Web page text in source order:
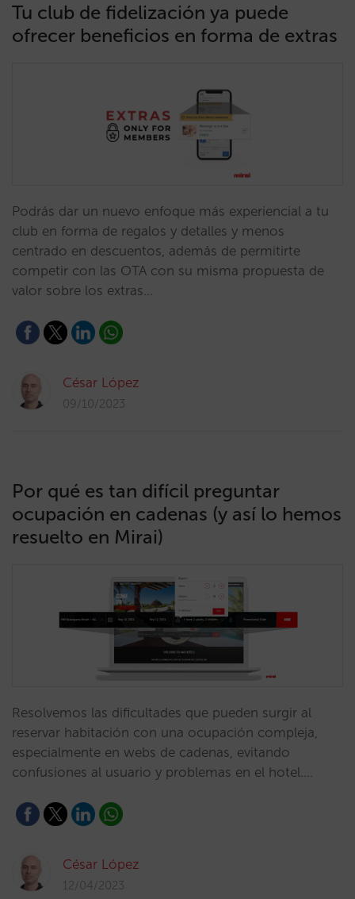
Tu club de fidelización ya puede
ofrecer beneficios en forma de extras
Podrás dar un nuevo enfoque más experiencial a tu
club en forma de regalos y detalles y menos
centrado en descuentos, además de permitirte
competir con las OTA con su misma propuesta de
valor sobre los extras…
César López
09/10/2023
Por qué es tan difícil preguntar
ocupación en cadenas (y así lo hemos
resuelto en Mirai)
Resolvemos las dificultades que pueden surgir al
reservar habitación con una ocupación compleja,
especialmente en webs de cadenas, evitando
confusiones al usuario y problemas en el hotel.…
César López
12/04/2023